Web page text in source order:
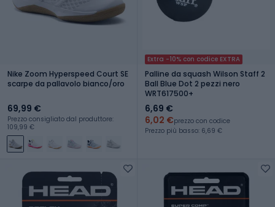
Nike Zoom Hyperspeed Court SE
scarpe da pallavolo bianco/oro
69,99 €
Prezzo consigliato dal produttore:
109,99 €
Extra -10% con codice EXTRA
Palline da squash Wilson Staff 2
Ball Blue Dot 2 pezzi nero
WRT617500+
6,69 €
6,02 €prezzo con codice
Prezzo più basso: 6,69 €